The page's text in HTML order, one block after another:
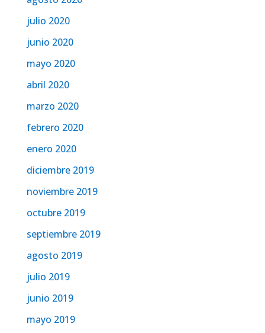
julio 2020
junio 2020
mayo 2020
abril 2020
marzo 2020
febrero 2020
enero 2020
diciembre 2019
noviembre 2019
octubre 2019
septiembre 2019
agosto 2019
julio 2019
junio 2019
mayo 2019